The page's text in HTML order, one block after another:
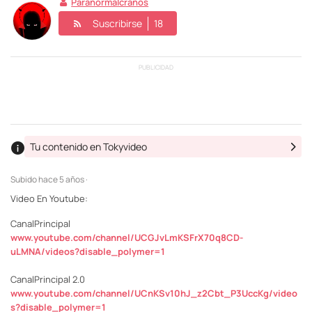
Suscribirse 18
PUBLICIDAD
Subidohace 5 años ·
Tu contenido en Tokyvideo
Video En Youtube:
CanalPrincipal
www.youtube.com/channel/UCGJvLmKSFrX70q8CD-
uLMNA/videos?disable_polymer=1
CanalPrincipal 2.0
www.youtube.com/channel/UCnKSv10hJ_z2Cbt_P3UccKg/video
s?disable_polymer=1